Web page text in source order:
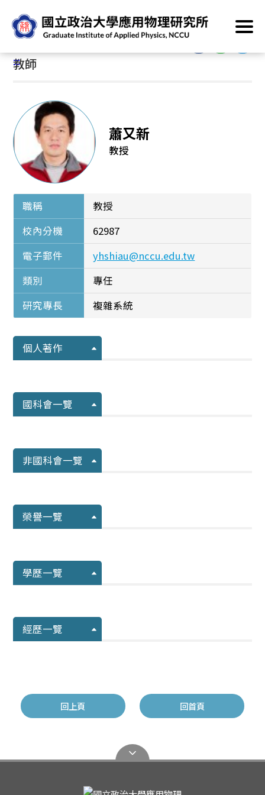
到
主
要
內
首頁 系所介紹 系所成員 /
:::
教師
蕭又新
教授
職稱
教授
校內分機
62987
電子郵件
yhshiau@nccu.edu.tw
類別
專任
研究專長
複雜系統
個人著作
國科會一覽
非國科會一覽
榮譽一覽
學歷一覽
經歷一覽
回上頁 回首頁